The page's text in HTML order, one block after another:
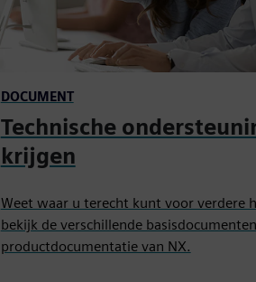
DOCUMENT
Technische
krijgen
Weet waar u terecht kunt voor verdere
bekijk de verschillende
productdocumentatie van NX.